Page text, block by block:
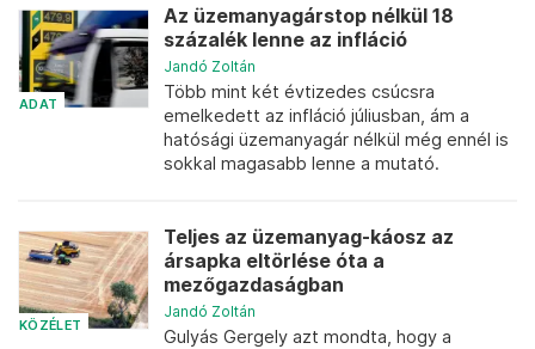
ADAT
Az üzemanyagárstop nélkül 18
százalék lenne az infláció
Jandó Zoltán
Több mint két évtizedes csúcsra
emelkedett az infláció júliusban, ám a
hatósági üzemanyagár nélkül még ennél is
sokkal magasabb lenne a mutató.
KÖZÉLET
Teljes az üzemanyag-káosz az
ársapka eltörlése óta a
mezőgazdaságban
Jandó Zoltán
Gulyás Gergely azt mondta, hogy a